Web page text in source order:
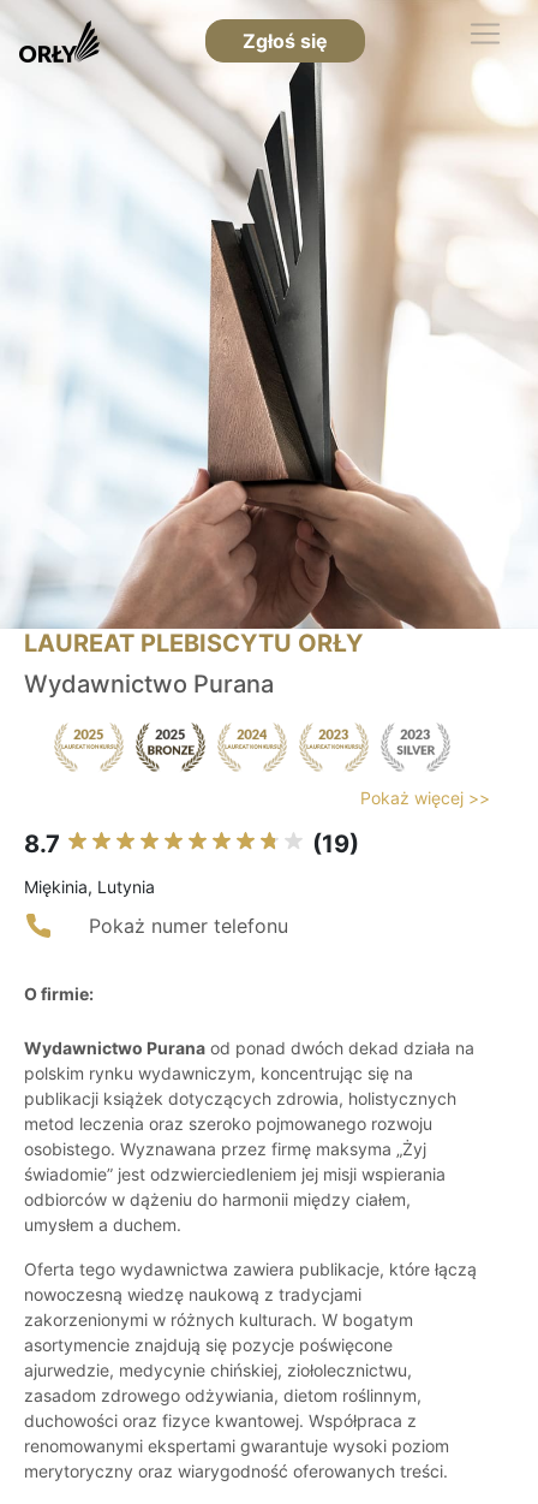
Zgłoś się
LAUREAT PLEBISCYTU ORŁY
Wydawnictwo Purana
Pokaż więcej >>
8.7 (19)
Miękinia, Lutynia
Pokaż numer telefonu
O firmie:
Wydawnictwo Purana od ponad dwóch dekad działa na
polskim rynku wydawniczym, koncentrując się na
publikacji książek dotyczących zdrowia, holistycznych
metod leczenia oraz szeroko pojmowanego rozwoju
osobistego. Wyznawana przez firmę maksyma „Żyj
świadomie” jest odzwierciedleniem jej misji wspierania
odbiorców w dążeniu do harmonii między ciałem,
umysłem a duchem.
Oferta tego wydawnictwa zawiera publikacje, które łączą
nowoczesną wiedzę naukową z tradycjami
zakorzenionymi w różnych kulturach. W bogatym
asortymencie znajdują się pozycje poświęcone
ajurwedzie, medycynie chińskiej, ziołolecznictwu,
zasadom zdrowego odżywiania, dietom roślinnym,
duchowości oraz fizyce kwantowej. Współpraca z
renomowanymi ekspertami gwarantuje wysoki poziom
merytoryczny oraz wiarygodność oferowanych treści.